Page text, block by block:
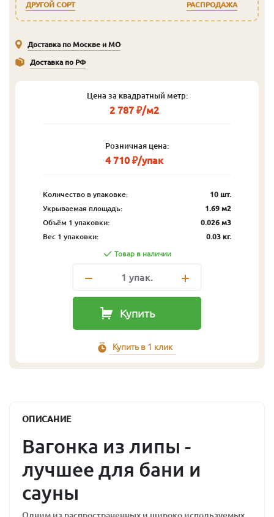
ДРУГОЙ СОРТ
РАСПРОДАЖА
Доставка по Москве и МО
Доставка по РФ
Цена за квадратный метр:
2 787 ₽/м2
Розничная цена:
4 710 ₽/упак
Количество в упаковке:
10 шт.
Укрываемая площадь:
1.69 м2
Объём 1 упаковки:
0.026 м3
Вес 1 упаковки:
0.03 кг.
Товар в наличии
1 упак.
Купить
Купить в 1 клик
ОПИСАНИЕ
Вагонка из липы -
лучшее для бани и
сауны
Одним из распространенных и широко используемых